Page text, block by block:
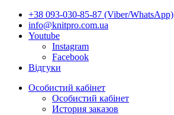
+38 093-030-85-87 (Viber/WhatsApp)
info@knitpro.com.ua
Youtube
Instagram
Facebook
Відгуки
Особистий кабінет
Особистий кабінет
История заказов